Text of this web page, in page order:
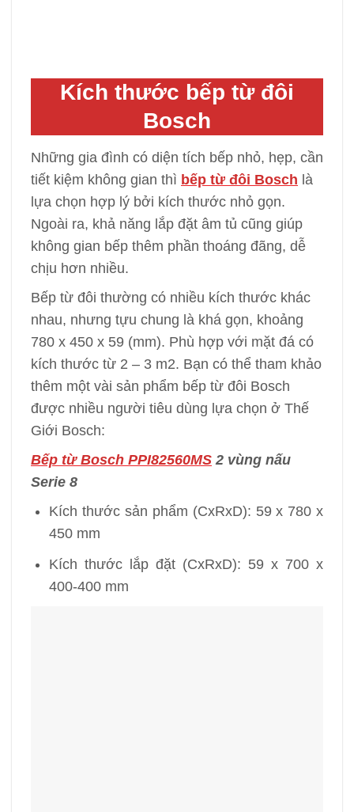
Kích thước bếp từ đôi
Bosch
Những gia đình có diện tích bếp nhỏ, hẹp, cần
tiết kiệm không gian thì bếp từ đôi Bosch là
lựa chọn hợp lý bởi kích thước nhỏ gọn.
Ngoài ra, khả năng lắp đặt âm tủ cũng giúp
không gian bếp thêm phần thoáng đãng, dễ
chịu hơn nhiều.
Bếp từ đôi thường có nhiều kích thước khác
nhau, nhưng tựu chung là khá gọn, khoảng
780 x 450 x 59 (mm). Phù hợp với mặt đá có
kích thước từ 2 – 3 m2. Bạn có thể tham khảo
thêm một vài sản phẩm bếp từ đôi Bosch
được nhiều người tiêu dùng lựa chọn ở Thế
Giới Bosch:
Bếp từ Bosch PPI82560MS 2 vùng nấu
Serie 8
Kích thước sản phẩm (CxRxD): 59 x 780 x
450 mm
Kích thước lắp đặt (CxRxD): 59 x 700 x
400-400 mm